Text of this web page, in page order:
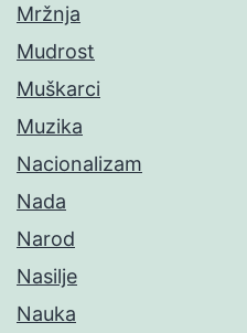
Mržnja
Mudrost
Muškarci
Muzika
Nacionalizam
Nada
Narod
Nasilje
Nauka